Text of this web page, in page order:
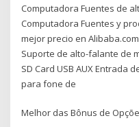
Computadora Fuentes de
Computadora Fuentes y
mejor precio en
Suporte de alto-falante de
SD Card USB AUX Entrada
para fone de
Melhor das Bônus de